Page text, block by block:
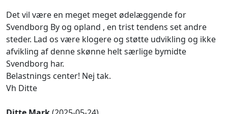
Det vil være en meget meget ødelæggende for
Svendborg By og opland , en trist tendens set andre
steder. Lad os være klogere og støtte udvikling og ikke
afvikling af denne skønne helt særlige bymidte
Svendborg har.
Belastnings center! Nej tak.
Vh Ditte